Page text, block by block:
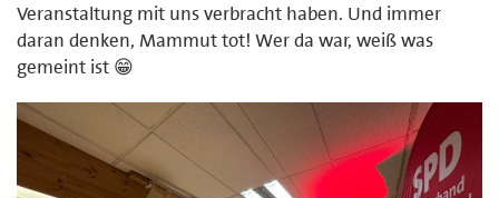
Veranstaltung mit uns verbracht haben. Und immer
daran denken, Mammut tot! Wer da war, weiß was
gemeint ist 😁